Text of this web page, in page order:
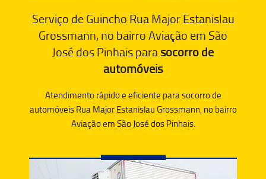
Serviço de Guincho Rua Major Estanislau
Grossmann, no bairro Aviação em São
José dos Pinhais parasocorro de
automóveis
Atendimento rápido e eficiente para socorro de
automóveis Rua Major Estanislau Grossmann, no bairro
Aviação em São José dos Pinhais.